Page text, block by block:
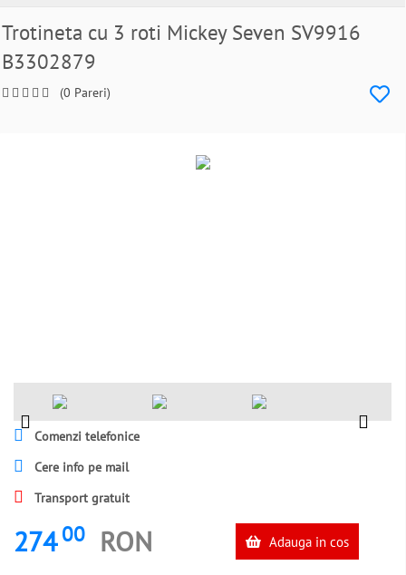
Trotineta cu 3 roti Mickey Seven SV9916
B3302879
(0 Pareri)
Comenzi telefonice
Cere info pe mail
Transport gratuit
274 00 RON Adauga in cos